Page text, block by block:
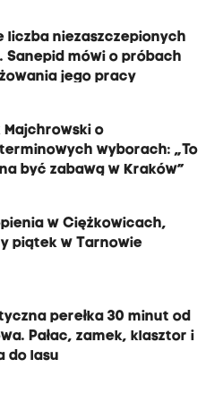
liczba niezaszczepionych
Sanepid mówi o próbach
jego pracy
Majchrowski o
wyborach: „To
być zabawą w Kraków”
w Ciężkowicach,
piątek w Tarnowie
perełka 30 minut od
Pałac, zamek, klasztor i
do lasu